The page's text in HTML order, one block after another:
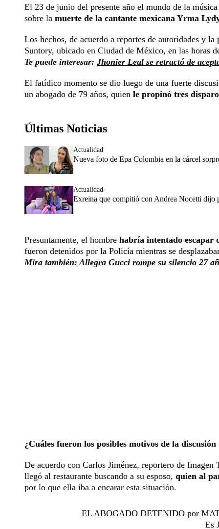
El 23 de junio del presente año el mundo de la
sobre la muerte de la cantante mexicana Yrma
Los hechos, de acuerdo a reportes de autoridades y
Suntory, ubicado en Ciudad de México, en las horas
Te puede interesar: Jhonier Leal se retractó de
El fatídico momento se dio luego de una fuerte
un abogado de 79 años, quien le propinó tres
Últimas Noticias
Actualidad
Nueva foto de Epa Colombia en la cárcel
Actualidad
Exreina que compitió con Andrea Nocetti dijo
Presuntamente, el hombre habría intentado escapar
fueron detenidos por la Policía mientras se
Mira también: Allegra Gucci rompe su silencio 27
¿Cuáles fueron los posibles motivos de la
De acuerdo con Carlos Jiménez, reportero de
llegó al restaurante buscando a su esposo, quien al
por lo que ella iba a encarar esta situación.
EL ABOGADO DETENIDO por
Es